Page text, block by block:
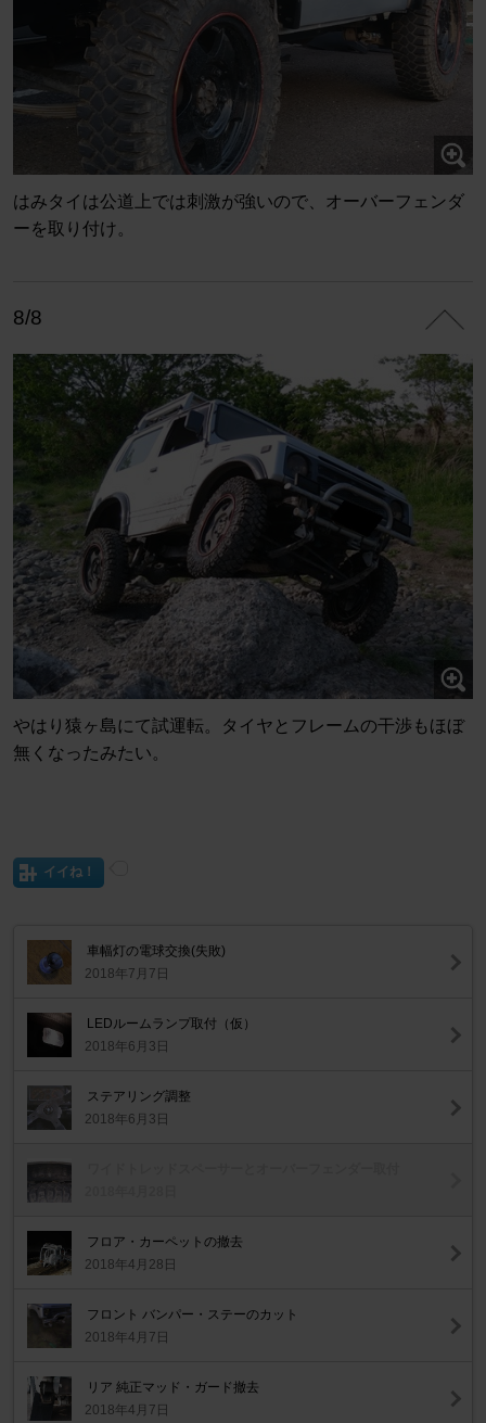
はみタイは公道上では刺激が強いので、オーバーフェンダ
ーを取り付け。
8/8
やはり猿ヶ島にて試運転。タイヤとフレームの干渉もほぼ
無くなったみたい。
イイね！
車幅灯の電球交換(失敗)
2018年7月7日
LEDルームランプ取付（仮）
2018年6月3日
ステアリング調整
2018年6月3日
フロア・カーペットの撤去
2018年4月28日
フロント バンパー・ステーのカット
2018年4月7日
リア 純正マッド・ガード撤去
2018年4月7日